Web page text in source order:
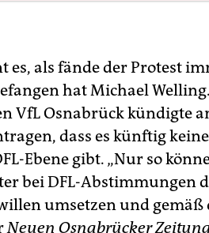
es, als fände der Protest
hat Michael
VfL Osnabrück kündigte
dass es künftig
Ebene gibt. „Nur so
bei DFL-Abstimmungen
umsetzen und gemäß
Neuen Osnabrücker